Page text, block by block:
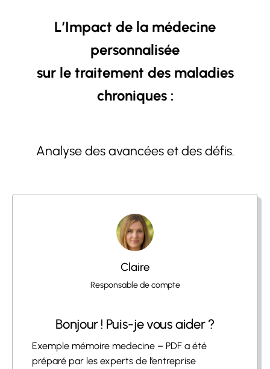
L’Impact de la médecine
personnalisée
sur le traitement des maladies
chroniques :
Analyse des avancées et des défis.
Claire
Responsable de compte
Bonjour ! Puis-je vous aider ?
Exemple mémoire medecine – PDF a été
préparé par les experts de l’entreprise